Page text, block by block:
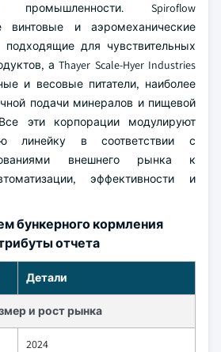
промышленности. Spiroflow
винтовые и аэромеханические
для чувствительных
а Thayer Scale-Hyer Industries
и весовые питатели, наиболее
подачи минералов и пищевой
эти корпорации модулируют
линейку в соответствии с
внешнего рынка к
эффективности и
бункерного кормления
отчета
Детали
и рост рынка
2024